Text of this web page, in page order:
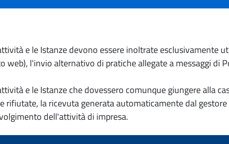
e le Istanze devono essere inoltrate esclusivamente
web), l'invio alternativo di pratiche allegate a messaggi di
e le Istanze che dovessero comunque giungere alla
rifiutate, la ricevuta generata automaticamente dal
dell'attività di impresa.